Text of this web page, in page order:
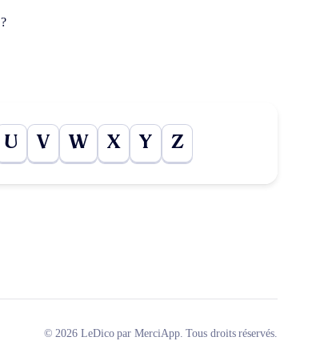
?
U V W X Y Z
© 2026 LeDico par MerciApp. Tous droits réservés.